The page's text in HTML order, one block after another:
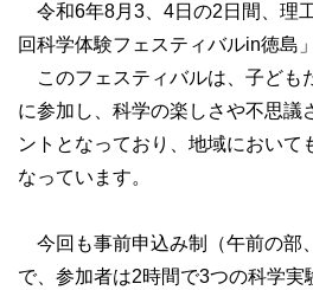
令和6年8月3、4日の2日間、理
回科学体験フェスティバルin徳島
このフェスティバルは、子ども
に参加し、科学の楽しさや不思議
ントとなっており、地域において
なっています。
今回も事前申込み制（午前の部
で、参加者は2時間で3つの科学実